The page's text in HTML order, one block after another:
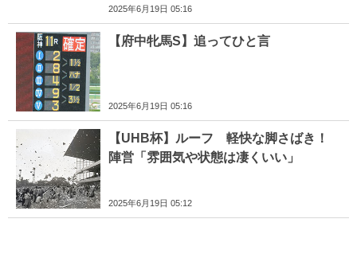
2025年6月19日 05:16
【府中牝馬S】追ってひと言
2025年6月19日 05:16
【UHB杯】ルーフ 軽快な脚さばき！
陣営「雰囲気や状態は凄くいい」
2025年6月19日 05:12